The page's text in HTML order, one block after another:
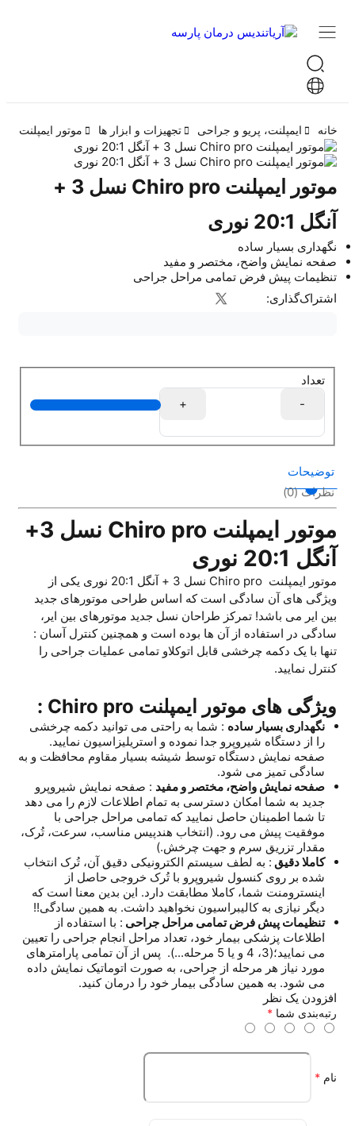
خانه ایمپلنت، پریو و جراحی تجهیزات و ابزار ها موتور ایمپلنت
موتور ایمپلنت Chiro pro نسل 3 +
آنگل 20:1 نوری
نگهداری بسیار ساده
صفحه نمایش واضح، مختصر و مفید
تنظیمات پیش فرض تمامی مراحل جراحی
اشتراک‌گذاری:
تعداد
-
+
توضیحات
نظرات (0)
موتور ایمپلنت Chiro pro نسل 3+
آنگل 20:1 نوری
موتور ایمپلنت Chiro pro نسل 3 + آنگل 20:1 نوری یکی از
ویژگی های آن سادگی است که اساس طراحی موتورهای جدید
بین ایر می باشد! تمرکز طراحان نسل جدید موتورهای بین ایر،
سادگی در استفاده از آن ها بوده است و همچنین کنترل آسان :
تنها با یک دکمه چرخشی قابل اتوکلاو تمامی عملیات جراحی را
کنترل نمایید.
ویژگی های موتور ایمپلنت Chiro pro :
نگهداری بسیار ساده : شما به راحتی می توانید دکمه چرخشی
را از دستگاه شیروپرو جدا نموده و استریلیزاسیون نمایید.
صفحه نمایش دستگاه توسط شیشه بسیار مقاوم محافظت و به
سادگی تمیز می شود.
صفحه نمایش واضح، مختصر و مفید : صفحه نمایش شیروپرو
جدید به شما امکان دسترسی به تمام اطلاعات لازم را می دهد
تا شما اطمینان حاصل نمایید که تمامی مراحل جراحی با
موفقیت پیش می رود. (انتخاب هندپیس مناسب، سرعت، تُرک،
مقدار تزریق سرم و جهت چرخش.)
کاملا دقیق : به لطف سیستم الکترونیکی دقیق آن، تُرک انتخاب
شده بر روی کنسول شیروپرو با تُرک خروجی حاصل از
اینسترومنت شما، کاملا مطابقت دارد. این بدین معنا است که
دیگر نیازی به کالیبراسیون نخواهید داشت. به همین سادگی!!
تنظیمات پیش فرض تمامی مراحل جراحی : با استفاده از
اطلاعات پزشکی بیمار خود، تعداد مراحل انجام جراحی را تعیین
می نمایید؛(3، 4 و یا 5 مرحله...). پس از آن تمامی پارامترهای
مورد نیاز هر مرحله از جراحی، به صورت اتوماتیک نمایش داده
می شود. به همین سادگی بیمار خود را درمان کنید.
افزودن یک نظر
رتبه‌بندی شما *
نام *